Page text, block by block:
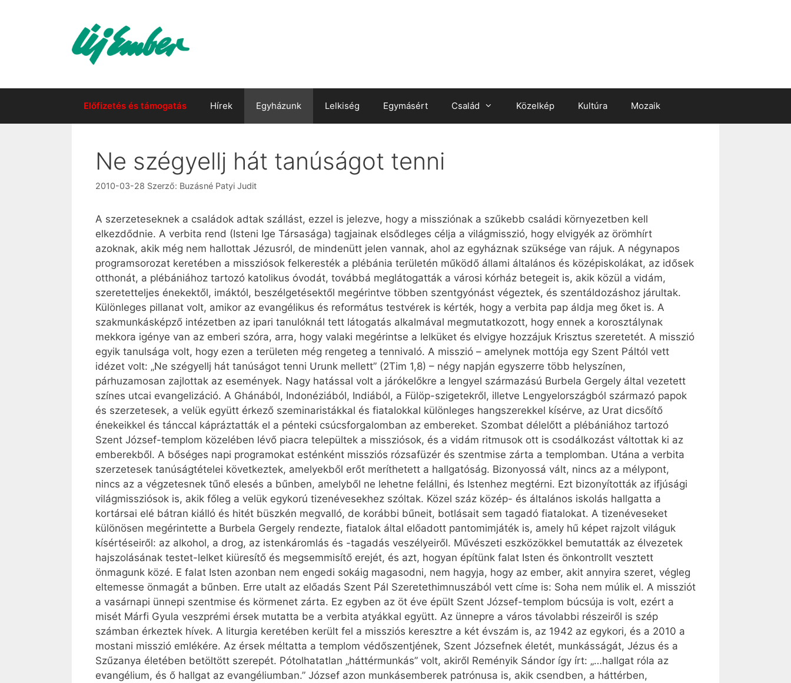
Előfizetés és támogatás Hírek Egyházunk Lelkiség Egymásért Család Közelkép Kultúra Mozaik
Ne szégyellj hát tanúságot tenni
2010-03-28 Szerző: Buzásné Patyi Judit
A szerzeteseknek a családok adtak szállást, ezzel is jelezve, hogy a missziónak a szűkebb családi környezetben kell
elkezdődnie. A verbita rend (Isteni Ige Társasága) tagjainak elsődleges célja a világmisszió, hogy elvigyék az örömhírt
azoknak, akik még nem hallottak Jézusról, de mindenütt jelen vannak, ahol az egyháznak szüksége van rájuk. A négynapos
programsorozat keretében a missziósok felkeresték a plébánia területén működő állami általános és középiskolákat, az idősek
otthonát, a plébániához tartozó katolikus óvodát, továbbá meglátogatták a városi kórház betegeit is, akik közül a vidám,
szeretetteljes énekektől, imáktól, beszélgetésektől megérintve többen szentgyónást végeztek, és szentáldozáshoz járultak.
Különleges pillanat volt, amikor az evangélikus és református testvérek is kérték, hogy a verbita pap áldja meg őket is. A
szakmunkásképző intézetben az ipari tanulóknál tett látogatás alkalmával megmutatkozott, hogy ennek a korosztálynak
mekkora igénye van az emberi szóra, arra, hogy valaki megérintse a lelküket és elvigye hozzájuk Krisztus szeretetét. A misszió
egyik tanulsága volt, hogy ezen a területen még rengeteg a tennivaló. A misszió – amelynek mottója egy Szent Páltól vett
idézet volt: „Ne szégyellj hát tanúságot tenni Urunk mellett” (2Tim 1,8) – négy napján egyszerre több helyszínen,
párhuzamosan zajlottak az események. Nagy hatással volt a járókelőkre a lengyel származású Burbela Gergely által vezetett
színes utcai evangelizáció. A Ghánából, Indonéziából, Indiából, a Fülöp-szigetekről, illetve Lengyelországból származó papok
és szerzetesek, a velük együtt érkező szeminaristákkal és fiatalokkal különleges hangszerekkel kísérve, az Urat dicsőítő
énekeikkel és tánccal kápráztatták el a pénteki csúcsforgalomban az embereket. Szombat délelőtt a plébániához tartozó
Szent József-templom közelében lévő piacra települtek a missziósok, és a vidám ritmusok ott is csodálkozást váltottak ki az
emberekből. A bőséges napi programokat esténként missziós rózsafüzér és szentmise zárta a templomban. Utána a verbita
szerzetesek tanúságtételei következtek, amelyekből erőt meríthetett a hallgatóság. Bizonyossá vált, nincs az a mélypont,
nincs az a végzetesnek tűnő elesés a bűnben, amelyből ne lehetne felállni, és Istenhez megtérni. Ezt bizonyították az ifjúsági
világmissziósok is, akik főleg a velük egykorú tizenévesekhez szóltak. Közel száz közép- és általános iskolás hallgatta a
kortársai elé bátran kiálló és hitét büszkén megvalló, de korábbi bűneit, botlásait sem tagadó fiatalokat. A tizenéveseket
különösen megérintette a Burbela Gergely rendezte, fiatalok által előadott pantomimjáték is, amely hű képet rajzolt világuk
kísértéseiről: az alkohol, a drog, az istenkáromlás és -tagadás veszélyeiről. Művészeti eszközökkel bemutatták az élvezetek
hajszolásának testet-lelket kiüresítő és megsemmisítő erejét, és azt, hogyan építünk falat Isten és önkontrollt vesztett
önmagunk közé. E falat Isten azonban nem engedi sokáig magasodni, nem hagyja, hogy az ember, akit annyira szeret, végleg
eltemesse önmagát a bűnben. Erre utalt az előadás Szent Pál Szeretethimnuszából vett címe is: Soha nem múlik el. A missziót
a vasárnapi ünnepi szentmise és körmenet zárta. Ez egyben az öt éve épült Szent József-templom búcsúja is volt, ezért a
misét Márfi Gyula veszprémi érsek mutatta be a verbita atyákkal együtt. Az ünnepre a város távolabbi részeiről is szép
számban érkeztek hívek. A liturgia keretében került fel a missziós keresztre a két évszám is, az 1942 az egykori, és a 2010 a
mostani misszió emlékére. Az érsek méltatta a templom védőszentjének, Szent Józsefnek életét, munkásságát, Jézus és a
Szűzanya életében betöltött szerepét. Pótolhatatlan „háttérmunkás” volt, akiről Reményik Sándor így írt: „…hallgat róla az
evangélium, és ő hallgat az evangéliumban.” József azon munkásemberek patrónusa is, akik csendben, a háttérben,